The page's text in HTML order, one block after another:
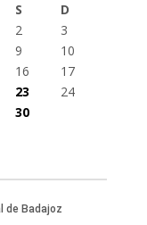
S
D
2
3
9
10
16
17
23
24
30